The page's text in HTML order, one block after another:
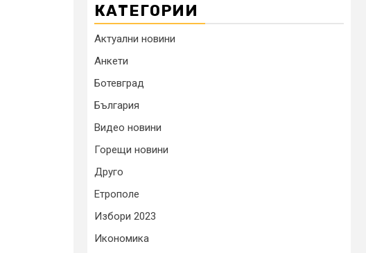
КАТЕГОРИИ
Актуални новини
Анкети
Ботевград
България
Видео новини
Горещи новини
Друго
Етрополе
Избори 2023
Икономика